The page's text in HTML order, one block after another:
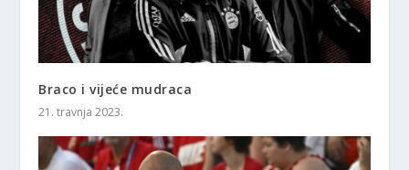
Braco i vijeće mudraca
21. travnja 2023.